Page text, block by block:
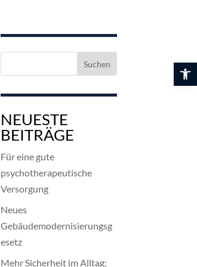
NEUESTE
BEITRÄGE
Für eine gute
psychotherapeutische
Versorgung
Neues
Gebäudemodernisierungsg
esetz
Mehr Sicherheit im Alltag: